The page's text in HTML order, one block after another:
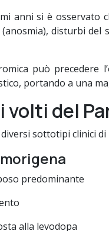
anni si è osservato
disturbi
può precedere
portando a una
volti del
sottotipi clinici
predominante
alla levodopa